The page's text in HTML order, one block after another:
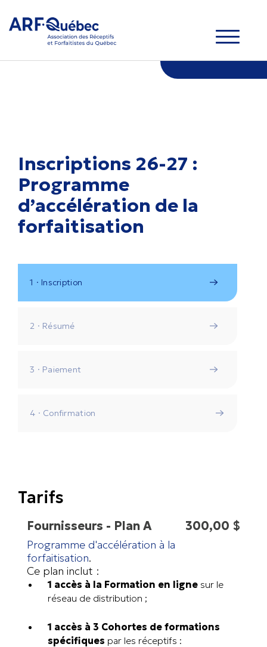
Inscriptions 26-27 :
Programme
d’accélération de la
forfaitisation
Inscription
Résumé
Paiement
Confirmation
Tarifs
Fournisseurs - Plan A 300,00 $
Programme d'accélération à la
forfaitisation.
Ce plan inclut :
1 accès à la Formation en ligne sur le
réseau de distribution ;
1 accès à 3 Cohortes de formations
spécifiques par les réceptifs :